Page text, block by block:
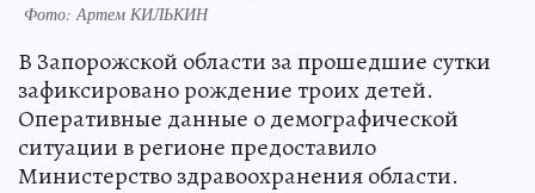
Фото: Артем КИЛЬКИН
В Запорожской области за прошедшие сутки
зафиксировано рождение троих детей.
Оперативные данные о демографической
ситуации в регионе предоставило
Министерство здравоохранения области.